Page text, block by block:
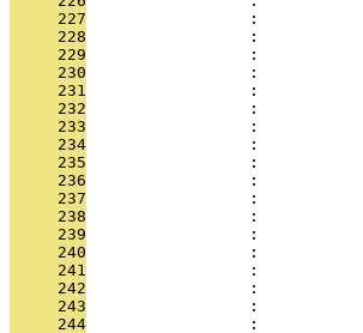
     227
:
     228
:
     229
:
     230
:
     231
:
     232
:
     233
:
     234
:
     235
:
     236
:
     237
:
     238
:
     239
:
     240
:
     241
:
     242
:
     243
:
     244
: